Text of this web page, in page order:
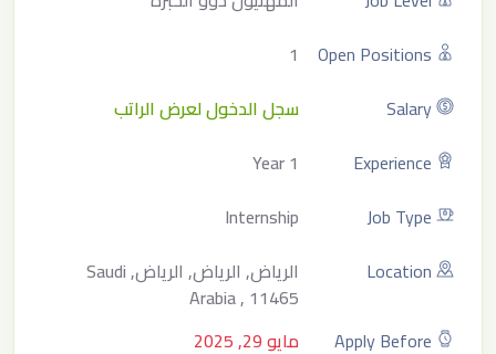
Open Positions
1
Salary
سجل الدخول لعرض الراتب
Experience
1 Year
Job Type
Internship
Location
الرياض, الرياض, الرياض, Saudi
Arabia , 11465
Apply Before
مايو 29, 2025